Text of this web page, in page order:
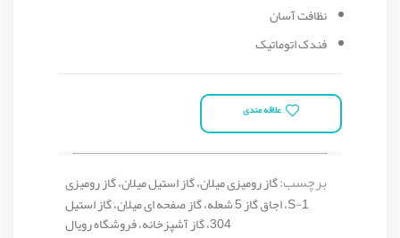
نظافت آسان
فندک اتوماتیک
علاقه مندی
برچسب:گاز رومیزی میلان، گاز استیل میلان، گاز رومیزی
S-1، اجاق گاز 5 شعله، گاز صفحه ای میلان، گاز استیل
304، گاز آشپزخانه، فروشگاه رویال